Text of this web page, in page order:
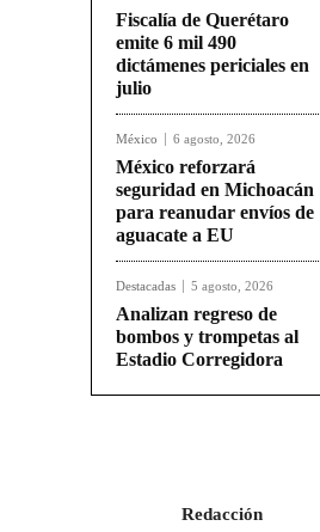
Fiscalía de Querétaro
emite 6 mil 490
dictámenes periciales en
julio
México 6 agosto, 2026
México reforzará
seguridad en Michoacán
para reanudar envíos de
aguacate a EU
Destacadas 5 agosto, 2026
Analizan regreso de
bombos y trompetas al
Estadio Corregidora
Redacción